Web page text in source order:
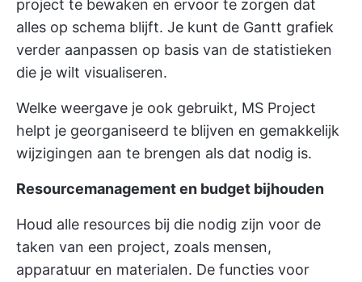
project te bewaken en ervoor te zorgen dat
alles op schema blijft. Je kunt de Gantt grafiek
verder aanpassen op basis van de statistieken
die je wilt visualiseren.
Welke weergave je ook gebruikt, MS Project
helpt je georganiseerd te blijven en gemakkelijk
wijzigingen aan te brengen als dat nodig is.
Resourcemanagement en budget bijhouden
Houd alle resources bij die nodig zijn voor de
taken van een project, zoals mensen,
apparatuur en materialen. De functies voor